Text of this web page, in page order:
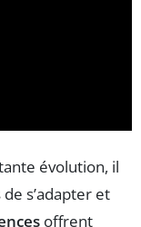
évolution, il
s’adapter et
offrent